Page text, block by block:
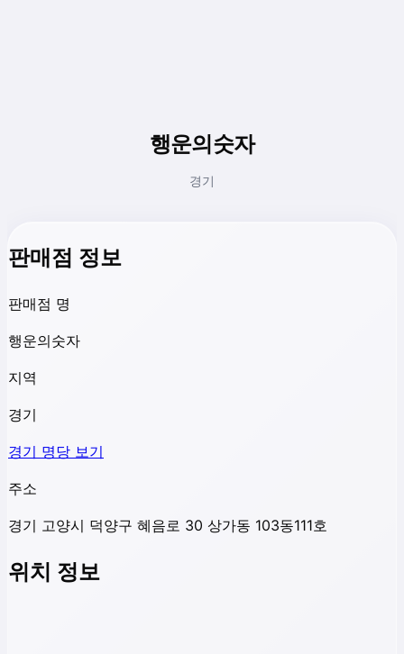
행운의숫자
경기
판매점 정보
판매점 명
행운의숫자
지역
경기
경기 명당 보기
주소
경기 고양시 덕양구 혜음로 30 상가동 103동111호
위치 정보